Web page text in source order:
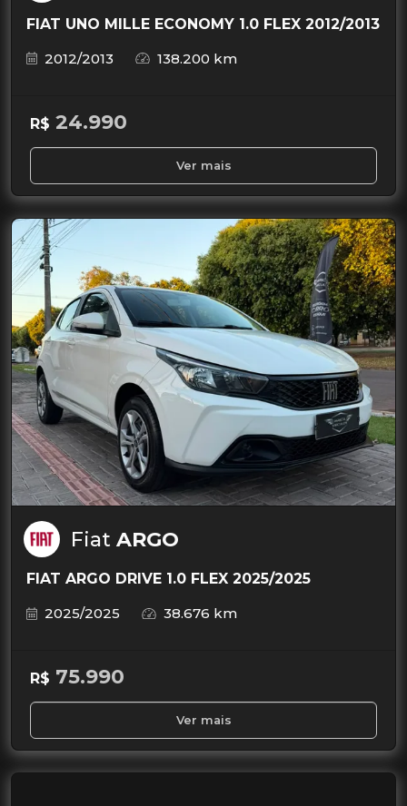
FIAT UNO MILLE ECONOMY 1.0 FLEX 2012/2013
2012/2013
138.200 km
R$ 24.990
Ver mais
Fiat ARGO
FIAT ARGO DRIVE 1.0 FLEX 2025/2025
2025/2025
38.676 km
R$ 75.990
Ver mais